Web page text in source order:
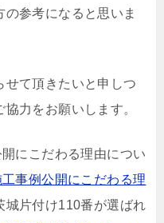
参考になると思いま
せて頂きたいと申しつ
力をお願いします。
にこだわる理由につい
事例公開にこだわる理
城片付け110番が選ばれ